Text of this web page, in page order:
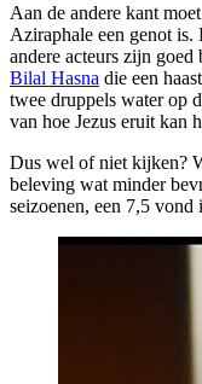
Aan de andere kant
Aziraphale een genot is.
andere acteurs zijn
Bilal Hasna die een
twee druppels water op
van hoe Jezus eruit kan
Dus wel of niet kijken?
beleving wat minder
seizoenen, een 7,5